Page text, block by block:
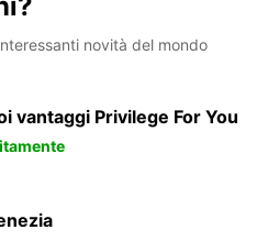
novità del mondo
vantaggi Privilege For You